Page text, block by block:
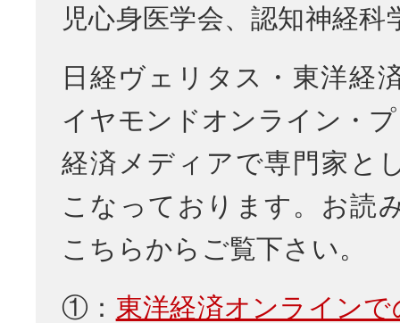
児心身医学会、認知神経科
日経ヴェリタス・東洋経
イヤモンドオンライン・
経済メディアで専門家と
こなっております。お読
こちらからご覧下さい。
①： 東洋経済オンラインで